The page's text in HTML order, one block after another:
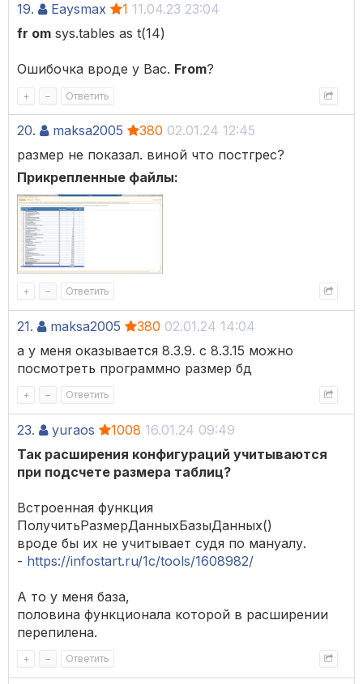
19. Eaysmax 1 11.04.23 23:04
fr om sys.tables as t(14)
Ошибочка вроде у Вас. From?
+ – Ответить
20. maksa2005 380 02.01.24 12:45
размер не показал. виной что постгрес?
Прикрепленные файлы:
+ – Ответить
21. maksa2005 380 02.01.24 14:04
а у меня оказывается 8.3.9. с 8.3.15 можно
посмотреть программно размер бд
+ – Ответить
23. yuraos 1008 16.01.24 09:49
Так расширения конфигураций учитываются
при подсчете размера таблиц?
Встроенная функция
ПолучитьРазмерДанныхБазыДанных()
вроде бы их не учитывает судя по мануалу.
- https://infostart.ru/1c/tools/1608982/
А то у меня база,
половина функционала которой в расширении
перепилена.
+ – Ответить